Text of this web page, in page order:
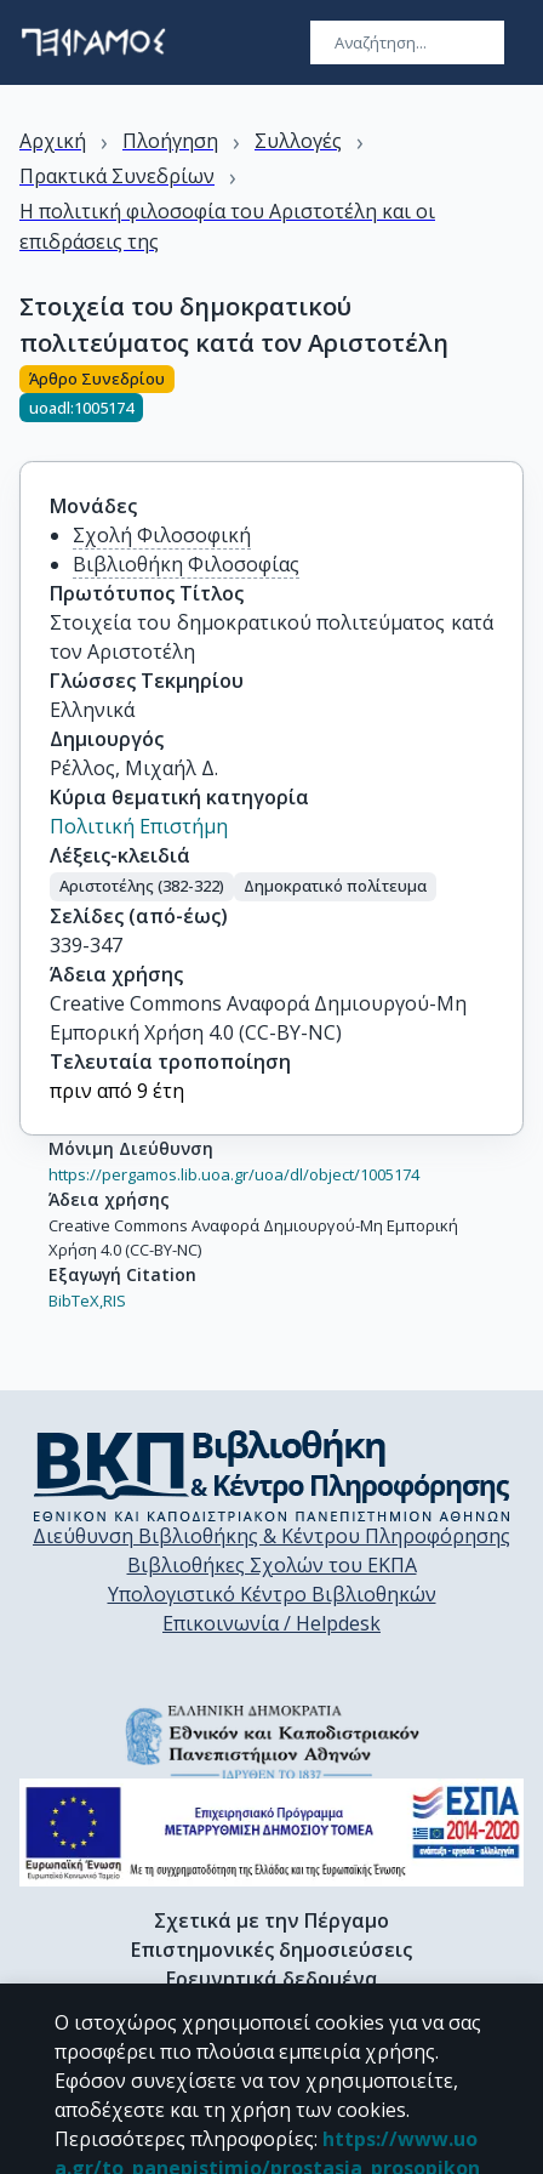
Αρχική › Πλοήγηση › Συλλογές ›
Πρακτικά Συνεδρίων ›
Η πολιτική φιλοσοφία του Αριστοτέλη και οι
επιδράσεις της
Στοιχεία του δημοκρατικού
πολιτεύματος κατά τον Αριστοτέλη
Άρθρο Συνεδρίου
uoadl:1005174
Μονάδες
Σχολή Φιλοσοφική
Βιβλιοθήκη Φιλοσοφίας
Πρωτότυπος Τίτλος
Στοιχεία του δημοκρατικού πολιτεύματος κατά
τον Αριστοτέλη
Γλώσσες Τεκμηρίου
Ελληνικά
Δημιουργός
Ρέλλος, Μιχαήλ Δ.
Κύρια θεματική κατηγορία
Πολιτική Επιστήμη
Λέξεις-κλειδιά
Αριστοτέλης (382-322) Δημοκρατικό πολίτευμα
Σελίδες (από-έως)
339-347
Άδεια χρήσης
Creative Commons Αναφορά Δημιουργού-Μη
Εμπορική Χρήση 4.0 (CC-BY-NC)
Τελευταία τροποποίηση
πριν από 9 έτη
Μόνιμη Διεύθυνση
https://pergamos.lib.uoa.gr/uoa/dl/object/1005174
Άδεια χρήσης
Creative Commons Αναφορά Δημιουργού-Μη Εμπορική
Χρήση 4.0 (CC-BY-NC)
Εξαγωγή Citation
BibTeX,RIS
Διεύθυνση Βιβλιοθήκης & Κέντρου Πληροφόρησης
Βιβλιοθήκες Σχολών του ΕΚΠΑ
Υπολογιστικό Κέντρο Βιβλιοθηκών
Επικοινωνία / Helpdesk
Σχετικά με την Πέργαμο
Επιστημονικές δημοσιεύσεις
Ερευνητικά δεδομένα
Διδακτορικές διατριβές & Γκρίζα βιβλιογραφία
Προφίλ Ερευνητή
CC BY-NC 4.0
Ο ιστοχώρος χρησιμοποιεί cookies για να σας
προσφέρει πιο πλούσια εμπειρία χρήσης.
Εφόσον συνεχίσετε να τον χρησιμοποιείτε,
αποδέχεστε και τη χρήση των cookies.
Περισσότερες πληροφορίες: https://www.uo
a.gr/to_panepistimio/prostasia_prosopikon_